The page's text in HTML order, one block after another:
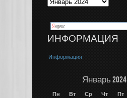
ИНФОРМАЦИЯ
Информация
Январь 2024
Пн Вт Ср Чт Пт